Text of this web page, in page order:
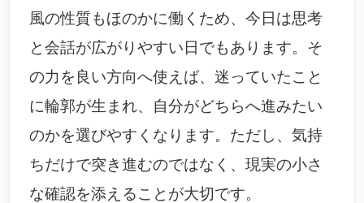
風の性質もほのかに働くため、今日は思考
と会話が広がりやすい日でもあります。そ
の力を良い方向へ使えば、迷っていたこと
に輪郭が生まれ、自分がどちらへ進みたい
のかを選びやすくなります。ただし、気持
ちだけで突き進むのではなく、現実の小さ
な確認を添えることが大切です。